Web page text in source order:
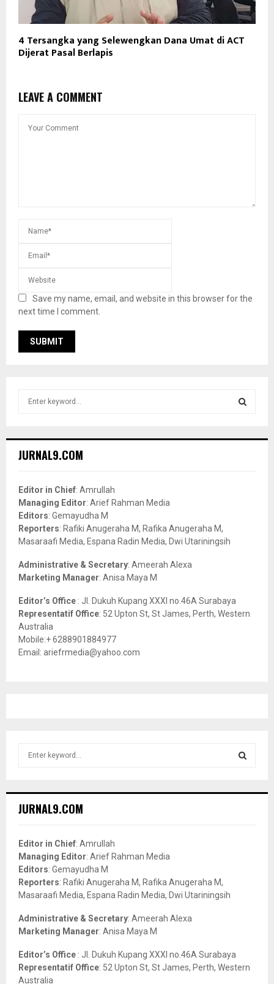
4 Tersangka yang Selewengkan Dana Umat di ACT
Dijerat Pasal Berlapis
LEAVE A COMMENT
Save my name, email, and website in this browser for the
next time I comment.
h
o
r
:
JURNAL9.COM
Editor in Chief: Amrullah
Managing Editor: Arief Rahman Media
Editors: Gemayudha M
Reporters: Rafiki Anugeraha M, Rafika Anugeraha M,
Masaraafi Media, Espana Radin Media, Dwi Utariningsih
Administrative & Secretary: Ameerah Alexa
Marketing Manager: Anisa Maya M
Editor’s Office : Jl. Dukuh Kupang XXXI no.46A Surabaya
Representatif Office: 52 Upton St, St James, Perth, Western
Australia
Mobile:+ 6288901884977
Email: ariefrmedia@yahoo.com
h
o
r
:
JURNAL9.COM
Editor in Chief: Amrullah
Managing Editor: Arief Rahman Media
Editors: Gemayudha M
Reporters: Rafiki Anugeraha M, Rafika Anugeraha M,
Masaraafi Media, Espana Radin Media, Dwi Utariningsih
Administrative & Secretary: Ameerah Alexa
Marketing Manager: Anisa Maya M
Editor’s Office : Jl. Dukuh Kupang XXXI no.46A Surabaya
Representatif Office: 52 Upton St, St James, Perth, Western
Australia